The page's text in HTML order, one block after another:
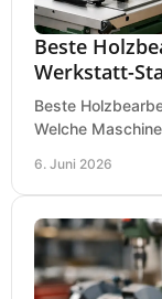
Beste
Werkstatt-
Beste
Welche
6. Juni 2026